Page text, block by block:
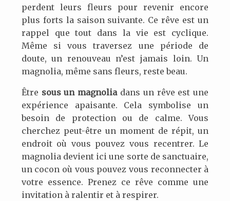
perdent leurs fleurs pour revenir encore
plus forts la saison suivante. Ce rêve est un
rappel que tout dans la vie est cyclique.
Même si vous traversez une période de
doute, un renouveau n’est jamais loin. Un
magnolia, même sans fleurs, reste beau.
Être sous un magnoliadans un rêve est une
expérience apaisante. Cela symbolise un
besoin de protection ou de calme. Vous
cherchez peut-être un moment de répit, un
endroit où vous pouvez vous recentrer. Le
magnolia devient ici une sorte de sanctuaire,
un cocon où vous pouvez vous reconnecter à
votre essence. Prenez ce rêve comme une
invitation à ralentir et à respirer.